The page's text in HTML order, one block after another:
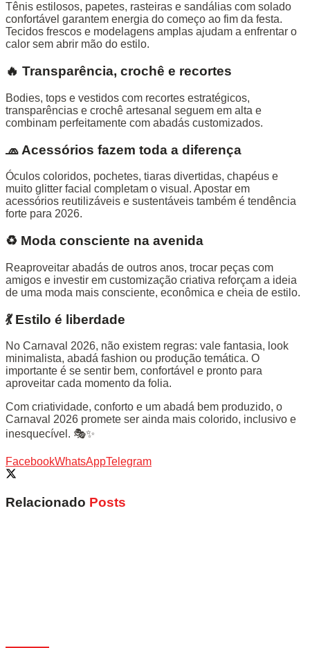
Tênis estilosos, papetes, rasteiras e sandálias com solado
confortável garantem energia do começo ao fim da festa.
Tecidos frescos e modelagens amplas ajudam a enfrentar o
calor sem abrir mão do estilo.
🔥 Transparência, crochê e recortes
Bodies, tops e vestidos com recortes estratégicos,
transparências e crochê artesanal seguem em alta e
combinam perfeitamente com abadás customizados.
🧢 Acessórios fazem toda a diferença
Óculos coloridos, pochetes, tiaras divertidas, chapéus e
muito glitter facial completam o visual. Apostar em
acessórios reutilizáveis e sustentáveis também é tendência
forte para 2026.
♻️ Moda consciente na avenida
Reaproveitar abadás de outros anos, trocar peças com
amigos e investir em customização criativa reforçam a ideia
de uma moda mais consciente, econômica e cheia de estilo.
💃 Estilo é liberdade
No Carnaval 2026, não existem regras: vale fantasia, look
minimalista, abadá fashion ou produção temática. O
importante é se sentir bem, confortável e pronto para
aproveitar cada momento da folia.
Com criatividade, conforto e um abadá bem produzido, o
Carnaval 2026 promete ser ainda mais colorido, inclusivo e
inesquecível. 🎭✨
FacebookWhatsAppTelegram
Relacionado Posts